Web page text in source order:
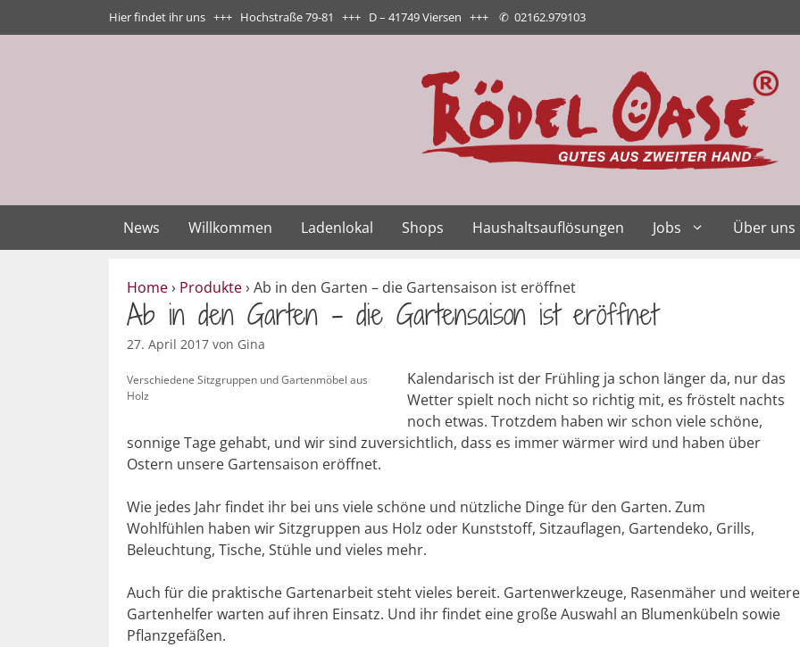
Inhalt
Hier findet ihr uns +++ Hochstraße 79-81 +++ D – 41749 Viersen +++ ✆ 02162.979103
News Willkommen Ladenlokal Shops Haushaltsauflösungen Jobs Über uns
Home› Produkte› Ab in den Garten – die Gartensaison ist eröffnet
Ab in den Garten – die Gartensaison ist eröffnet
27. April 2017 von Gina
Verschiedene Sitzgruppen und Gartenmöbel aus
Holz
Kalendarisch ist der Frühling ja schon länger da, nur das
Wetter spielt noch nicht so richtig mit, es fröstelt nachts
noch etwas. Trotzdem haben wir schon viele schöne,
sonnige Tage gehabt, und wir sind zuversichtlich, dass es immer wärmer wird und haben über
Ostern unsere Gartensaison eröffnet.
Wie jedes Jahr findet ihr bei uns viele schöne und nützliche Dinge für den Garten. Zum
Wohlfühlen haben wir Sitzgruppen aus Holz oder Kunststoff, Sitzauflagen, Gartendeko, Grills,
Beleuchtung, Tische, Stühle und vieles mehr.
Auch für die praktische Gartenarbeit steht vieles bereit. Gartenwerkzeuge, Rasenmäher und weitere
Gartenhelfer warten auf ihren Einsatz. Und ihr findet eine große Auswahl an Blumenkübeln sowie
Pflanzgefäßen.